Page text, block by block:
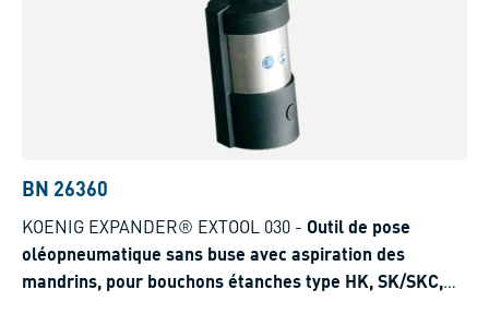
BN 26360
KOENIG EXPANDER® EXTOOL 030 - Outil de pose
oléopneumatique sans buse avec aspiration des
mandrins, pour bouchons étanches type HK, SK/SKC,